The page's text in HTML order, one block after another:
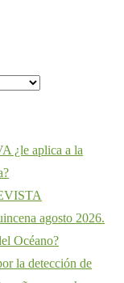
¿le aplica a la
agosto 2026.
Océano?
la detección de